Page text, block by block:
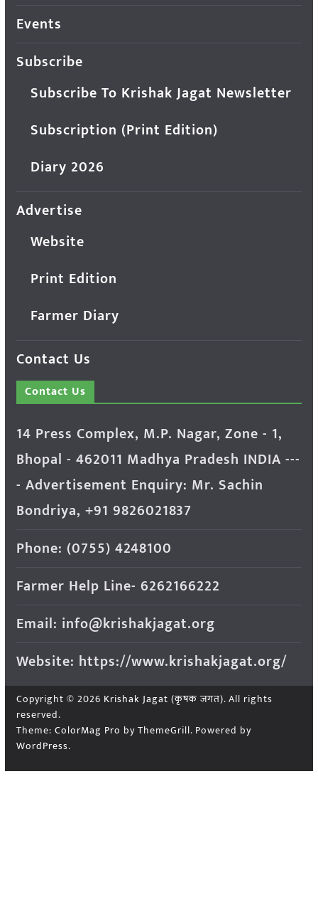
Events
Subscribe
Subscribe To Krishak Jagat Newsletter
Subscription (Print Edition)
Diary 2026
Advertise
Website
Print Edition
Farmer Diary
Contact Us
Contact Us
14 Press Complex, M.P. Nagar, Zone - 1,
Bhopal - 462011 Madhya Pradesh INDIA ---
- Advertisement Enquiry: Mr. Sachin
Bondriya, +91 9826021837
Phone: (0755) 4248100
Farmer Help Line- 6262166222
Email: info@krishakjagat.org
Website: https://www.krishakjagat.org/
Copyright © 2026 Krishak Jagat (कृषक जगत). All rights
reserved.
Theme: ColorMag Pro by ThemeGrill. Powered by
WordPress.